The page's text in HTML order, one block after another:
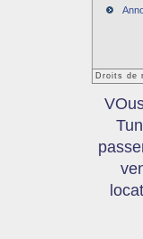
Droits de